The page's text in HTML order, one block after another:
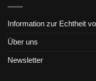
Information zur Echtheit
Über uns
Newsletter